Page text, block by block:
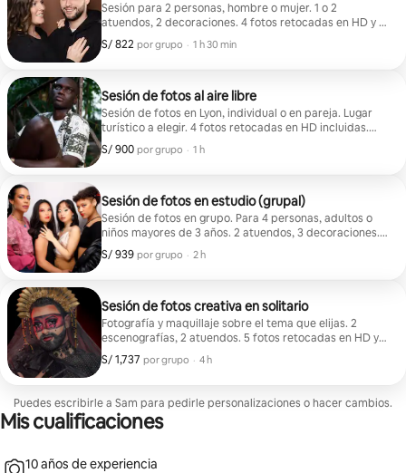
Sesión para 2 personas, hombre o mujer. 1 o 2
atuendos, 2 decoraciones. 4 fotos retocadas en HD y 1
impresión fotográfica de 15x20 cm en el lugar.
S/ 822 por grupo
S/ 822 por grupo
, · 1 h 30 min
Sesión de fotos al aire libre
Sesión de fotos en Lyon, individual o en pareja. Lugar
turístico a elegir. 4 fotos retocadas en HD incluidas.
Desplazamiento solo en Lyon.
S/ 900 por grupo
S/ 900 por grupo
, · 1 h
Sesión de fotos en estudio (grupal)
Sesión de fotos en grupo. Para 4 personas, adultos o
niños mayores de 3 años. 2 atuendos, 3 decoraciones.
5 fotos retocadas en HD y 1 impresión 20x30 en el
lugar.
S/ 939 por grupo
S/ 939 por grupo
, · 2 h
Sesión de fotos creativa en solitario
Fotografía y maquillaje sobre el tema que elijas. 2
escenografías, 2 atuendos. 5 fotos retocadas en HD y 1
impresión 20x30.
S/ 1,737 por grupo
S/ 1,737 por grupo
, · 4 h
Puedes escribirle a Sam para pedirle personalizaciones o hacer cambios.
Mis cualificaciones
10 años de experiencia